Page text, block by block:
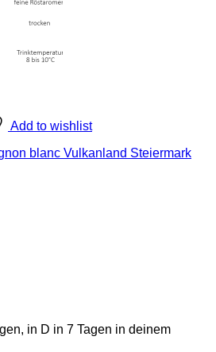
Add to wishlist
blanc Vulkanland Steiermark
in D in 7 Tagen in deinem